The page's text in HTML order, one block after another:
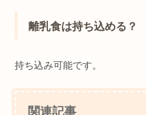
離乳食は持ち込める？
持ち込み可能です。
関連記事